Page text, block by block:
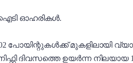
ഐടി ഓഹരികൾ.
പോയിന്റുകൾക്ക് മുകളിലായി
ദിവസത്തെ ഉയർന്ന നിലയായ